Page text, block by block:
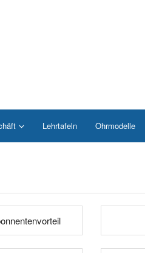
Lehrtafeln Ohrmodelle